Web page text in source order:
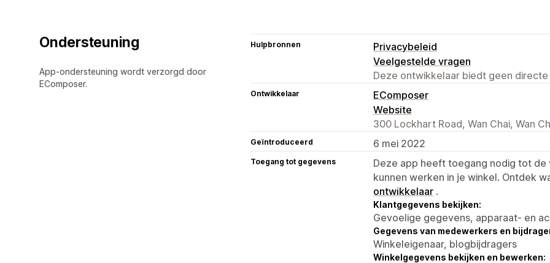
Ondersteuning
App-ondersteuning wordt verzorgd door
EComposer.
Hulpbronnen
Privacybeleid
Veelgestelde vragen
Deze ontwikkelaar biedt geen
Ontwikkelaar
EComposer
Website
300 Lockhart Road, Wan Chai, Wan
Geïntroduceerd 6 mei 2022
Toegang tot gegevens
Deze app heeft toegang nodig tot
kunnen werken in je winkel. Ontdek
ontwikkelaar .
Klantgegevens bekijken:
Gevoelige gegevens, apparaat- en
Gegevens van medewerkers en
Winkeleigenaar, blogbijdragers
Winkelgegevens bekijken en bewerken: